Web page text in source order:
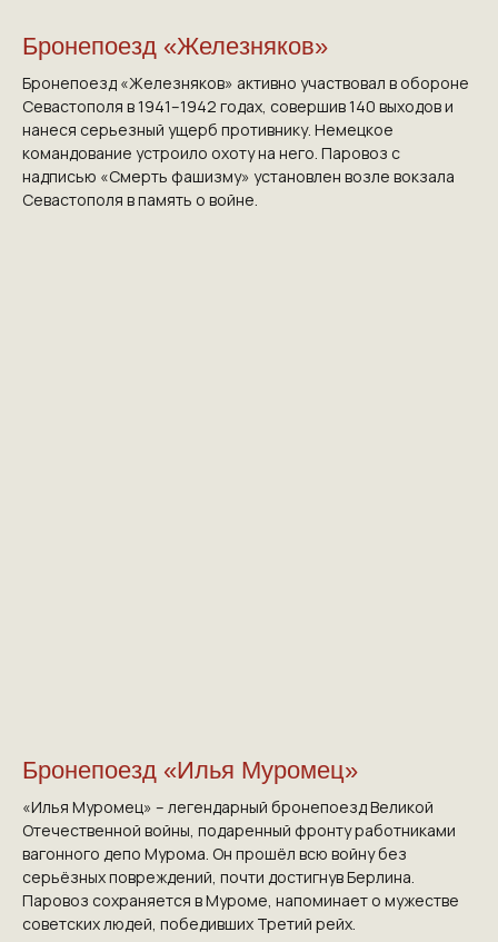
Бронепоезд «Железняков»
Бронепоезд «Железняков» активно участвовал в обороне
Севастополя в 1941–1942 годах, совершив 140 выходов и
нанеся серьезный ущерб противнику. Немецкое
командование устроило охоту на него. Паровоз с
надписью «Смерть фашизму» установлен возле вокзала
Севастополя в память о войне.
Бронепоезд «Илья Муромец»
«Илья Муромец» – легендарный бронепоезд Великой
Отечественной войны, подаренный фронту работниками
вагонного депо Мурома. Он прошёл всю войну без
серьёзных повреждений, почти достигнув Берлина.
Паровоз сохраняется в Муроме, напоминает о мужестве
советских людей, победивших Третий рейх.